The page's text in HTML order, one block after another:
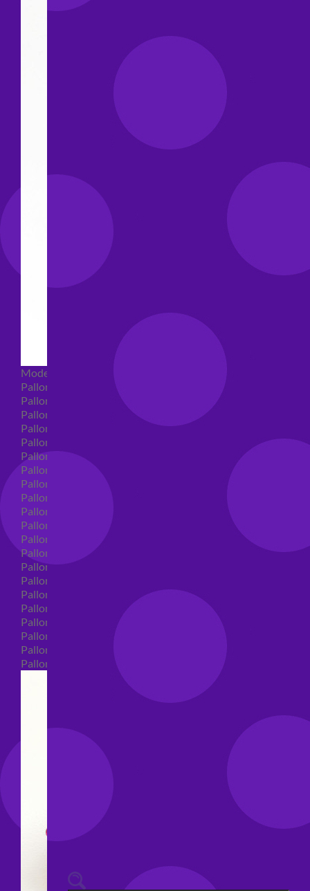
Modellabili
Palloncini mongolfiera in lattice
Palloncini Mini Shape
Palloncini Shape
Palloncini nascita shape
Palloncini Battesimo shape
Palloncini Altre Ricorrenze Shape
Palloncini primo compleanno shape
Palloncini Animali Shape
Palloncini Personaggi shape
Palloncini comunione shape
Palloncini Cresima shape
Palloncini laurea shape
Palloncini compleanno shape
Palloncini 18 anni shape
Palloncini 30 anni shape
Palloncini 40 anni shape
Palloncini 50 anni shape
Palloncini 60/70/80/90/100 anni shape
Palloncini Matrimonio shape
Palloncini Anniversario shape
Palloncini generici shape